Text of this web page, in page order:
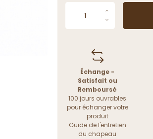
Échange -
Satisfait ou
Remboursé
100 jours ouvrables
pour échanger votre
produit
Guide de l'entretien
du chapeau